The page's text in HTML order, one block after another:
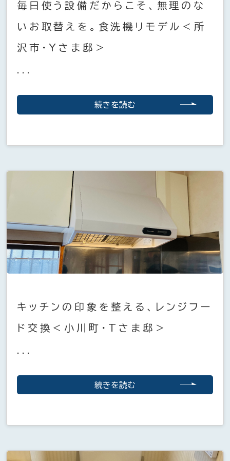
毎日使う設備だからこそ、無理のな
いお取替えを。食洗機リモデル＜所
沢市・Yさま邸＞
...
続きを読む
キッチンの印象を整える、レンジフー
ド交換＜小川町・Tさま邸＞
...
続きを読む